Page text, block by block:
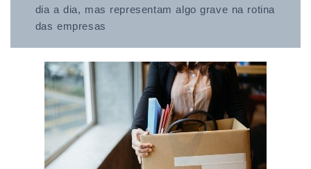
dia a dia, mas representam algo grave na rotina
das empresas